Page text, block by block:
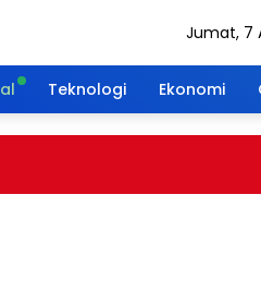
Jumat, 7
Teknologi Ekonomi